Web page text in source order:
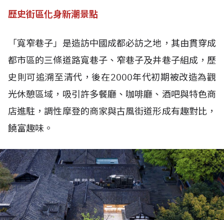
歷史街區化身新潮景點
「寬窄巷子」是造訪中國成都必訪之地，其由貫穿成
都市區的三條道路寬巷子、窄巷子及井巷子組成，歷
史則可追溯至清代，後在2000年代初期被改造為觀
光休憩區域，吸引許多餐廳、咖啡廳、酒吧與特色商
店進駐，調性摩登的商家與古風街道形成有趣對比，
饒富趣味。